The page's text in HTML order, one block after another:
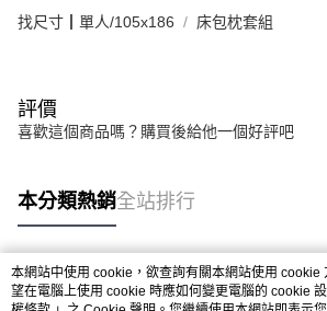
找尺寸┃單人/105x186 床包枕套組
評價
喜歡這個商品嗎？購買後給他一個好評吧
本分類熱銷全站排行
熱門標籤
本網站中使用 cookie，欲查詢有關本網站使用 cookie
望在電腦上使用 cookie 時應如何變更電腦的 cookie